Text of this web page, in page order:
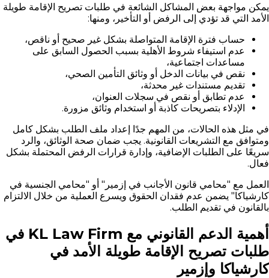
يمكن مواجهة بعض المشاكل الشائعة في طلبات تصريح الإقامة طويلة
الأمد التي قد تؤدي إلى الرفض أو التأخير، ومنها:
حساب فترة الإقامة المتواصلة بشكل غير صحيح أو ناقص،
عدم استيفاء شروط الأهلية بسبب الحصول السابق على
مساعدات اجتماعية،
نقص في بيانات الدخل أو وثائق التأمين الصحي،
تقديم مستندات غير محدثة،
عدم تطابق أو نقص في سجلات العنوان،
الإدلاء بتصريحات كاذبة أو استخدام وثائق مزورة.
في مثل هذه الحالات، من المهم جدًا إعداد ملف الطلب بشكل كامل
ومتوافق مع التشريعات القانونية. يجب ضمان صحة الوثائق، والرد
سريعًا على الطلبات الإضافية، وإدارة قرارات الرفض المحتملة بشكل
فعال.
العمل مع "محامي قانون الأجانب في إزمير" أو "محامي الجنسية في
كارشياكا" يضمن عدم فقدان الحقوق ويسرع العملية من خلال الالتزام
بالقانون في تقديم الطلب.
أهمية الدعم القانوني مع KL Law Firm في
طلبات تصريح الإقامة طويلة الأمد في
كارشياكا وإزمير